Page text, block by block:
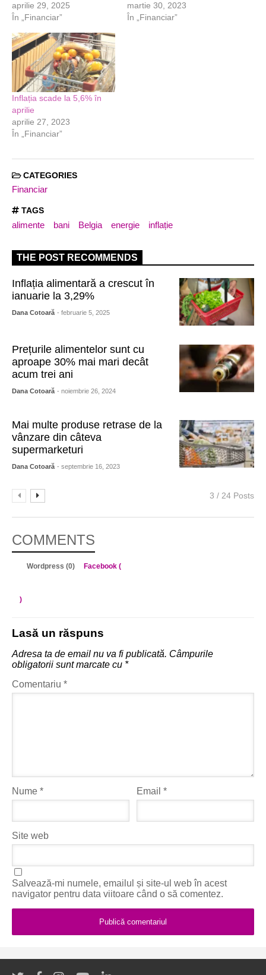
aprilie 29, 2025
În „Financiar”
martie 30, 2023
În „Financiar”
Inflația scade la 5,6% în
aprilie
aprilie 27, 2023
În „Financiar”
CATEGORIES
Financiar
TAGS
alimente bani Belgia energie inflație
THE POST RECOMMENDS
Inflația alimentară a crescut în
ianuarie la 3,29%
Dana Cotoară - februarie 5, 2025
Prețurile alimentelor sunt cu
aproape 30% mai mari decât
acum trei ani
Dana Cotoară - noiembrie 26, 2024
Mai multe produse retrase de la
vânzare din câteva
supermarketuri
Dana Cotoară - septembrie 16, 2023
3 / 24 Posts
COMMENTS
Wordpress (0) Facebook (
)
Lasă un răspuns
Adresa ta de email nu va fi publicată. Câmpurile
obligatorii sunt marcate cu *
Comentariu *
Nume * Email*
Site web
Salvează-mi numele, emailul și site-ul web în acest
navigator pentru data viitoare când o să comentez.